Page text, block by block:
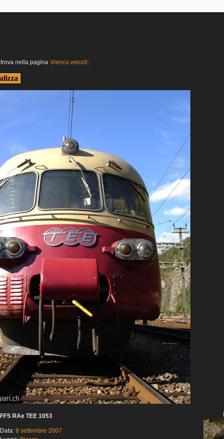
nella pagina 'elenco veicoli'.
FFS RAe TEE 1053
Data: 8 settembre 2007